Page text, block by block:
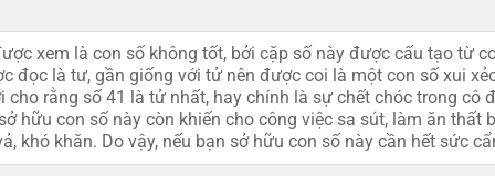
xem là con số không tốt, bởi cặp số này được cấu tạo từ
đọc là tư, gần giống với tử nên được coi là một con số xui
cho rằng số 41 là tử nhất, hay chính là sự chết chóc trong cô
hữu con số này còn khiến cho công việc sa sút, làm ăn thất
khó khăn. Do vậy, nếu bạn sở hữu con số này cần hết sức